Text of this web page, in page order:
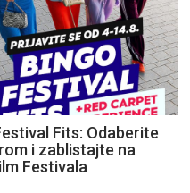
Fits: Odaberite
i zablistajte na
Festivala